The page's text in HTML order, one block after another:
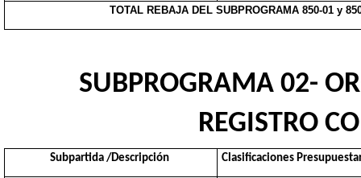
TOTAL REBAJA DEL SUBPROGRAMA 850-01 y
SUBPROGRAMA 02-
REGISTRO
Subpartida /Descripción Clasificaciones